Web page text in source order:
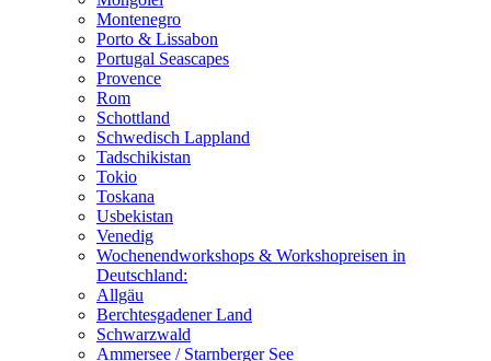
Montenegro
Porto & Lissabon
Portugal Seascapes
Provence
Rom
Schottland
Schwedisch Lappland
Tadschikistan
Tokio
Toskana
Usbekistan
Venedig
Wochenendworkshops & Workshopreisen in
Deutschland:
Allgäu
Berchtesgadener Land
Schwarzwald
Ammersee / Starnberger See